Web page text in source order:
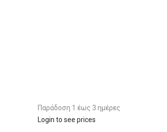
Παράδoση 1 έως 3 ημέρες
Login to see prices